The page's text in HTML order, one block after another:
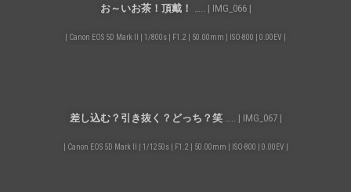
お～いお茶！頂戴！ ….. | IMG_066 |
| Canon EOS 5D Mark II | 1/800s | F1.2 | 50.00mm | ISO-800 | 0.00EV |
差し込む？引き抜く？どっち？笑….. | IMG_067 |
| Canon EOS 5D Mark II | 1/1250s | F1.2 | 50.00mm | ISO-800 | 0.00EV |